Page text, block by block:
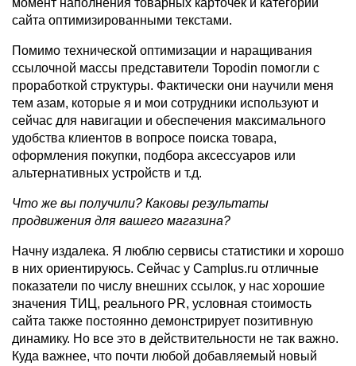
момент наполнения товарных карточек и категорий
сайта оптимизированными текстами.
Помимо технической оптимизации и наращивания
ссылочной массы представители Topodin помогли с
проработкой структуры. Фактически они научили меня
тем азам, которые я и мои сотрудники используют и
сейчас для навигации и обеспечения максимального
удобства клиентов в вопросе поиска товара,
оформления покупки, подбора аксессуаров или
альтернативных устройств и т.д.
Что же вы получили? Каковы результаты
продвижения для вашего магазина?
Начну издалека. Я люблю сервисы статистики и хорошо
в них ориентируюсь. Сейчас у Camplus.ru отличные
показатели по числу внешних ссылок, у нас хорошие
значения ТИЦ, реального PR, условная стоимость
сайта также постоянно демонстрирует позитивную
динамику. Но все это в действительности не так важно.
Куда важнее, что почти любой добавляемый новый